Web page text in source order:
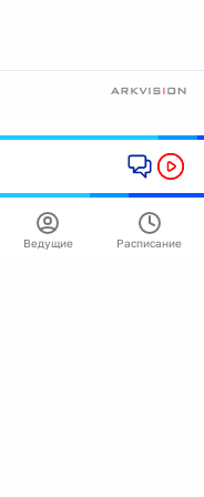
Ведущие Расписание